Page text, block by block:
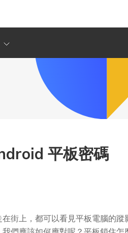
平板密碼
街上，都可以看見平板電腦的蹤